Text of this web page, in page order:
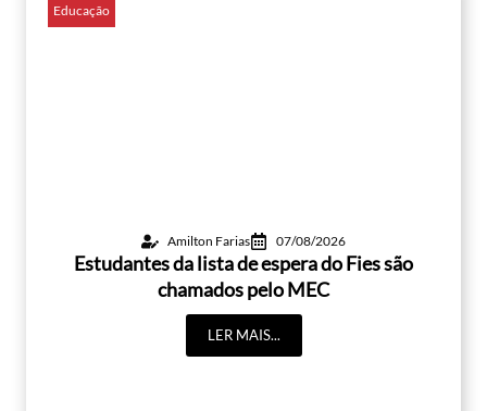
Educação
Amilton Farias 07/08/2026
Estudantes da lista de espera do Fies são
chamados pelo MEC
LER MAIS...